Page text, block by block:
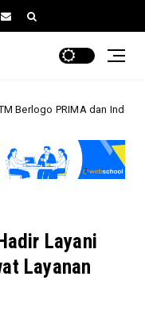
dan Indomaret
Layani
Layanan